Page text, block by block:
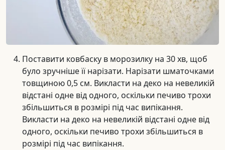
Поставити ковбаску в морозилку на 30 хв, щоб
було зручніше її нарізати. Нарізати шматочками
товщиною 0,5 см. Викласти на деко на невеликій
відстані одне від одного, оскільки печиво трохи
збільшиться в розмірі під час випікання.
Викласти на деко на невеликій відстані одне від
одного, оскільки печиво трохи збільшиться в
розмірі під час випікання.